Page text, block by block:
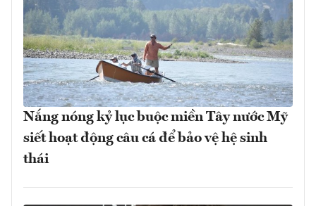
Nắng nóng kỷ lục buộc miền Tây nước Mỹ
siết hoạt động câu cá để bảo vệ hệ sinh
thái